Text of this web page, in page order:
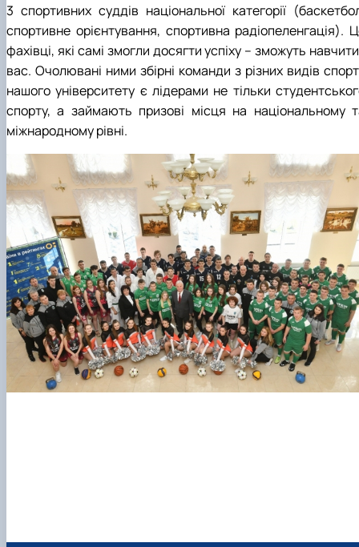
3 спортивних суддів національної категорії
спортивне орієнтування, спортивна радіопеленгація).
фахівці, які самі змогли досягти успіху – зможуть навчити
вас. Очолювані ними збірні команди з різних видів
нашого університету є лідерами не тільки
спорту, а займають призові місця на національному
міжнародному рівні.